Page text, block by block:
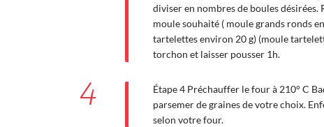
diviser en nombres de boules désirées.
moule souhaité ( moule grands ronds
tartelettes environ 20 g) (moule
torchon et laisser pousser 1h.
4
Étape 4 Préchauffer le four à 210° C
parsemer de graines de votre choix.
selon votre four.